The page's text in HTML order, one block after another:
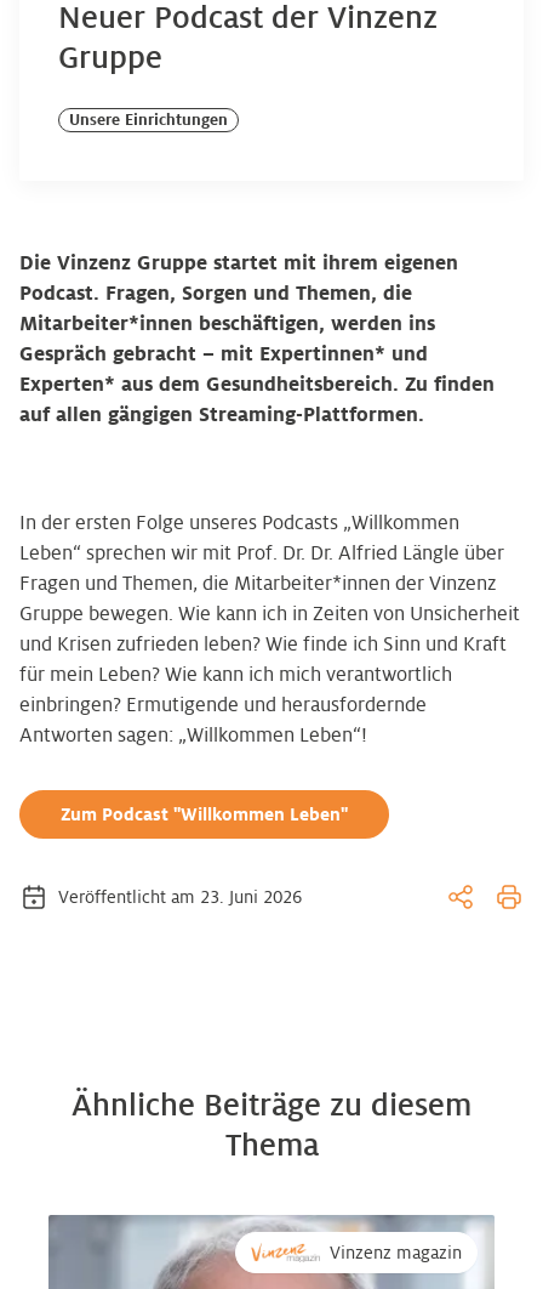
Neuer Podcast der Vinzenz
Gruppe
Unsere Einrichtungen
Die Vinzenz Gruppe startet mit ihrem eigenen
Podcast. Fragen, Sorgen und Themen, die
Mitarbeiter*innen beschäftigen, werden ins
Gespräch gebracht – mit Expertinnen* und
Experten* aus dem Gesundheitsbereich. Zu finden
auf allen gängigen Streaming-Plattformen.
In der ersten Folge unseres Podcasts „Willkommen
Leben“ sprechen wir mit Prof. Dr. Dr. Alfried Längle über
Fragen und Themen, die Mitarbeiter*innen der Vinzenz
Gruppe bewegen. Wie kann ich in Zeiten von Unsicherheit
und Krisen zufrieden leben? Wie finde ich Sinn und Kraft
für mein Leben? Wie kann ich mich verantwortlich
einbringen? Ermutigende und herausfordernde
Antworten sagen: „Willkommen Leben“!
Zum Podcast "Willkommen Leben"
Veröffentlicht am 23. Juni 2026
Ähnliche Beiträge zu diesem
Thema
Vinzenz magazin